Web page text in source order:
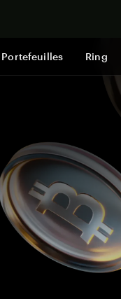
Portefeuilles Ring